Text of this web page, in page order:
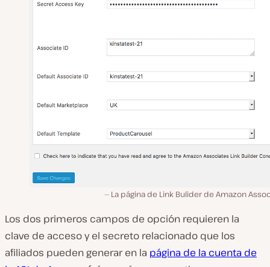
La página de Link Bulider de Amazon
Los dos primeros campos de opción requieren la
clave de acceso y el secreto relacionado que los
afiliados pueden generar en la página de la cuenta de